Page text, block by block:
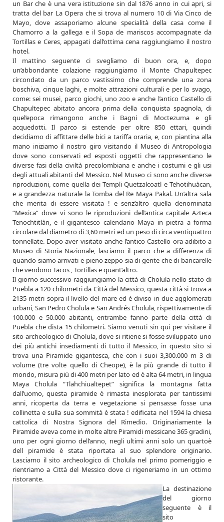
un Bar che è una vera istituzione sin dal 1876 anno in cui apri, si
tratta del bar La Opera che si trova al numero 10 di Via Cinco de
Mayo, dove assaporiamo alcune specialità della casa come il
Chamorro a la gallega e il Sopa de mariscos accompagnate da
Tortillas e Ceres, appagati dall’ottima cena raggiungiamo il nostro
hotel.
Il mattino seguente ci svegliamo di buon ora, e, dopo
un’abbondante colazione raggiungiamo il Monte Chapultepec
circondato da un parco vastissimo che comprende una zona
boschiva, cinque laghi, e molte attrazioni culturali e per lo svago,
come: sei musei, parco giochi, uno zoo e anche l’antico Castello di
Chapultepec abitato ancora prima della conquista spagnola, di
quel’epoca rimangono anche i Bagni di Moctezuma e gli
acquedotti. Il parco si estende per oltre 850 ettari, quindi
decidiamo di affittare delle bici a tariffa oraria, e, con piantina alla
mano iniziamo il nostro giro visitando il Museo di Antropologia
dove sono conservati ed esposti oggetti che rappresentano le
diverse fasi della civiltà precolombiana e anche i costumi e gli usi
degli attuali abitanti del Messico. Nel Museo ci sono anche diverse
riproduzioni, come quella dei Templi Quetzalcoatl e Tehotihuàcan,
e a grandezza naturale la Tomba del Re Maya Pakal. Un’altra sala
che merita di essere visitata ! e senz’altro quella denominata
“Mexica” dove vi sono le riproduzioni dell’antica capitale Azteca
Tenochtitlàn, e il gigantesco calendario Maya in pietra a forma
circolare dal diametro di 3,60 metri ed un peso di circa ventiquattro
tonnellate. Dopo aver visitato anche l’antico Castello ora adibito a
Museo di Storia Nazionale, lasciamo il parco che a differenza di
quando siamo arrivati e pieno zeppo sia di gente che di bancarelle
che vendono Tacos , Tortillas e quant’altro.
Il giorno successivo raggiungiamo la città di Cholula nello stato di
Puebla a 120 chilometri da Città del Messico, questa città si trova a
2135 metri sopra il livello del mare ed è diviso in due agglomerati
urbani, San Pedro Cholula e San Andrés Cholula, rispettivamente di
100.000 e 50.000 abitanti, entrambe fanno parte della città di
Puebla che dista 15 chilometri. Siamo venuti sin qui per visitare il
sito archeologico di Cholula, dove si ritiene si fosse sviluppato uno
dei più antichi insediamenti di tutto il Messico, in questo sito si
trova una Piramide gigantesca, che con i suoi 3,300.000 m 3 di
volume (tre volte quello di Cheope), è la più grande di tutto il
mondo, misura più di 400 metri per lato ed è alta 64 metri, in lingua
Maya Cholula “Tlahchiualtepet” significa la montagna fatta
dall’uomo, questa piramide è rimasta inesplorata per tantissimi
anni, ricoperta da terra e vegetazione si pensasse fosse una
collinetta e sulla sua sommità è stata ! edificata nel 1594 la chiesa
cattolica di Nostra Signora del Rimedio. Originariamente la
Piramide aveva come in molte altre Piramidi messicane 365 gradini,
uno per ogni giorno dell’anno, negli ultimi anni solo un quartoè
dell piramide è stata riportata al suo splendore originario.
Lasciamo il sito archeologico di Cholula nel primo pomeriggio e
rientriamo a Città del Messico dove ci rigeneriamo in un ottimo
ristorante.
La destinazione
del giorno
seguente è il
sito